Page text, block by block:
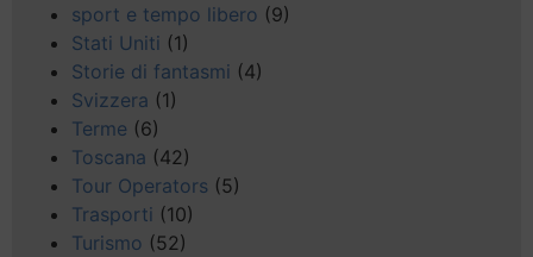
sport e tempo libero (9)
Stati Uniti (1)
Storie di fantasmi (4)
Svizzera (1)
Terme (6)
Toscana (42)
Tour Operators (5)
Trasporti (10)
Turismo (52)